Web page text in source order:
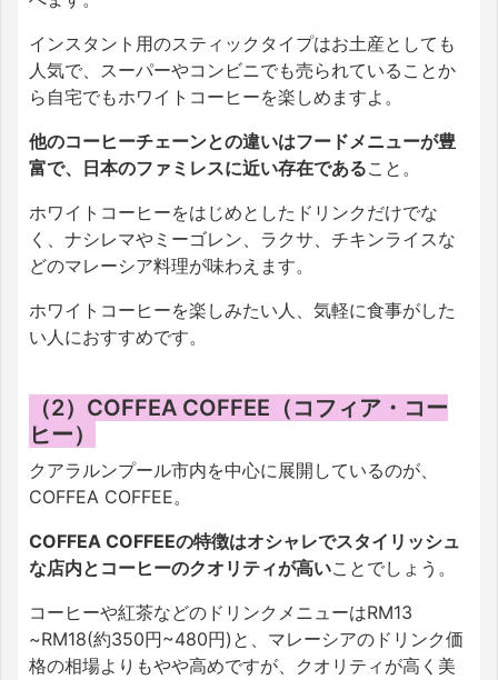
インスタント用のスティックタイプはお土産としても
人気で、スーパーやコンビニでも売られていることか
ら自宅でもホワイトコーヒーを楽しめますよ。
他のコーヒーチェーンとの違いはフードメニューが豊
富で、日本のファミレスに近い存在であること。
ホワイトコーヒーをはじめとしたドリンクだけでな
く、ナシレマやミーゴレン、ラクサ、チキンライスな
どのマレーシア料理が味わえます。
ホワイトコーヒーを楽しみたい人、気軽に食事がした
い人におすすめです。
（2）COFFEA COFFEE（コフィア・コー
ヒー）
クアラルンプール市内を中心に展開しているのが、
COFFEA COFFEE。
COFFEA COFFEEの特徴はオシャレでスタイリッシュ
な店内とコーヒーのクオリティが高いことでしょう。
コーヒーや紅茶などのドリンクメニューはRM13
~RM18(約350円~480円)と、マレーシアのドリンク価
格の相場よりもやや高めですが、クオリティが高く美